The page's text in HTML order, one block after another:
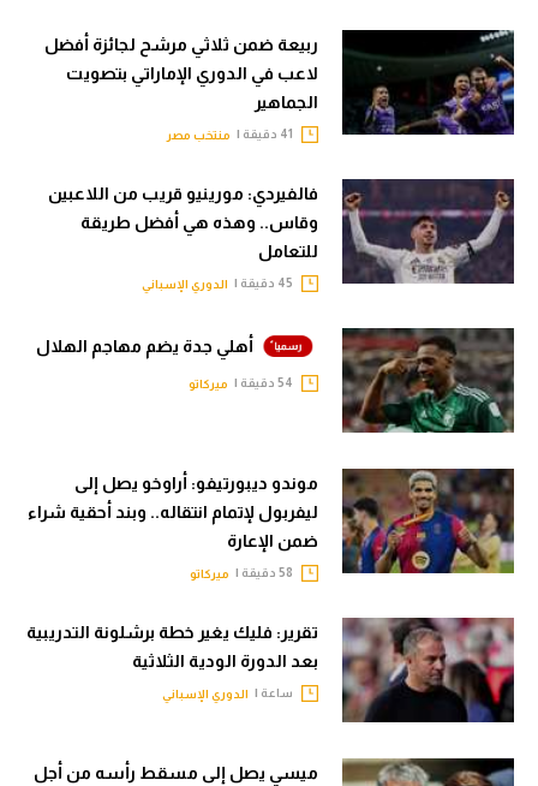
ربيعة ضمن ثلاثي مرشح لجائزة أفضل
لاعب في الدوري الإماراتي بتصويت
الجماهير
منتخب مصر
فالفيردي: مورينيو قريب من اللاعبين
وقاس.. وهذه هي أفضل طريقة
للتعامل
الدوري الإسباني
أهلي جدة يضم مهاجم الهلال
ميركاتو
موندو ديبورتيفو: أراوخو يصل إلى
ليفربول لإتمام انتقاله.. وبند أحقية شراء
ضمن الإعارة
ميركاتو
تقرير: فليك يغير خطة برشلونة التدريبية
بعد الدورة الودية الثلاثية
ساعة | الدوري الإسباني
ميسي يصل إلى مسقط رأسه من أجل